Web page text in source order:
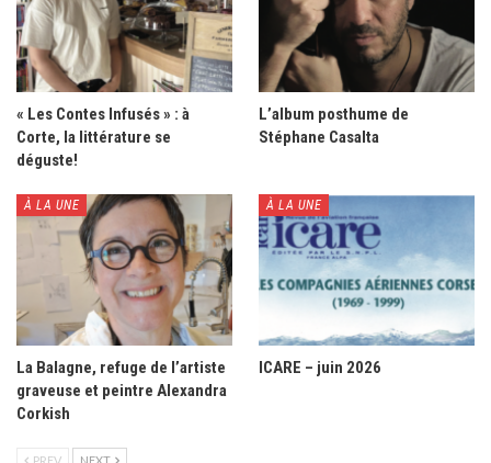
« Les Contes Infusés » : à
Corte, la littérature se
déguste!
L’album posthume de
Stéphane Casalta
À LA UNE
La Balagne, refuge de l’artiste
graveuse et peintre Alexandra
Corkish
À LA UNE
ICARE – juin 2026
PREV NEXT